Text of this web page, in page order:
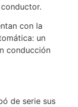
con la
un
conducción
de serie sus